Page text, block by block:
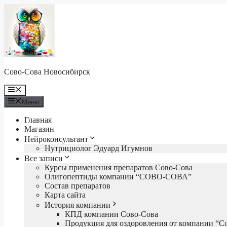
Перейти
содержимому
Сово-Сова Новосибирск
Меню
Меню
Главная
Магазин
Нейроконсультант
Нутрициолог Эдуард Игумнов
Все записи
Курсы применения препаратов Сово-Сова
Олигопептиды компании “СОВО-СОВА”
Состав препаратов
Карта сайта
История компании
КПД компании Сово-Сова
Продукция для оздоровления от компании